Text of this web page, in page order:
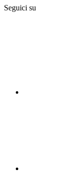
Seguici su